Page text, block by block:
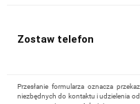
Zostaw telefon
Przesłanie formularza oznacza
niezbędnych do kontaktu i udzielenia